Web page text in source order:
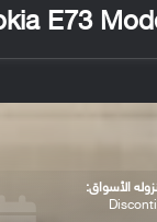
الأسواق: